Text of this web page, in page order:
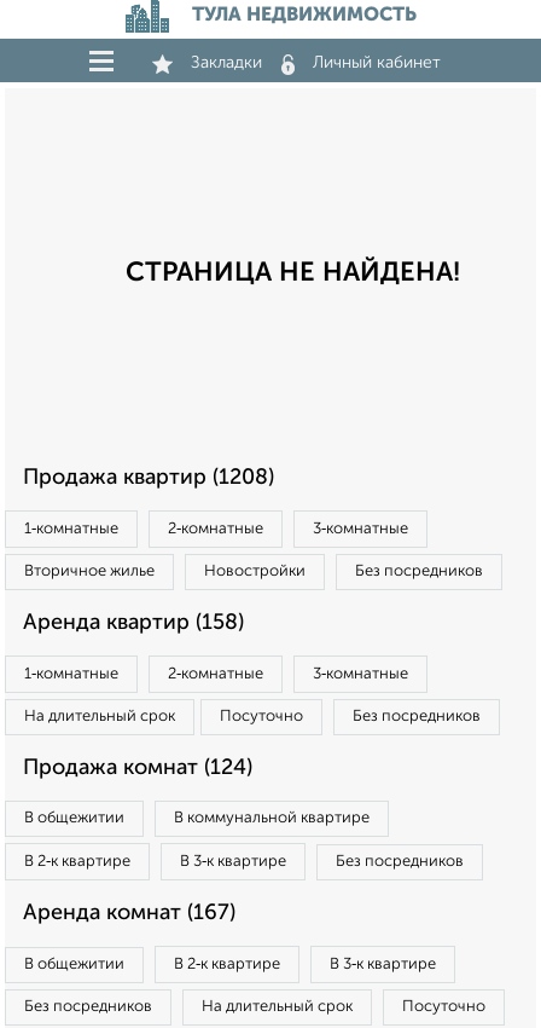
ТУЛА НЕДВИЖИМОСТЬ
Закладки Личный кабинет
СТРАНИЦА НЕ НАЙДЕНА!
Продажа квартир (1208)
1‑комнатные 2‑комнатные 3‑комнатные
Вторичное жилье Новостройки Без посредников
Аренда квартир (158)
1‑комнатные 2‑комнатные 3‑комнатные
На длительный срок Посуточно Без посредников
Продажа комнат (124)
В общежитии В коммунальной квартире
В 2‑к квартире В 3‑к квартире Без посредников
Аренда комнат (167)
В общежитии В 2‑к квартире В 3‑к квартире
Без посредников На длительный срок Посуточно